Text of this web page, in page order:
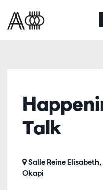
Talk
Salle Reine
Okapi